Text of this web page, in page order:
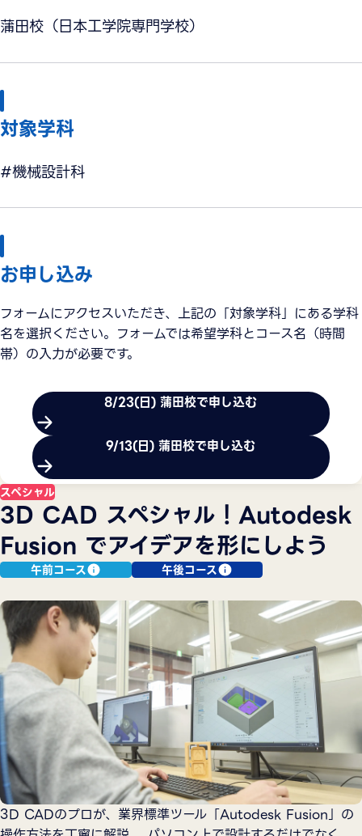
蒲田校（日本工学院専門学校）
対象学科
#機械設計科
お申し込み
フォームにアクセスいただき、上記の「対象学科」にある学科
名を選択ください。フォームでは希望学科とコース名（時間
帯）の入力が必要です。
8/23(日) 蒲田校で申し込む
9/13(日) 蒲田校で申し込む
スペシャル
3D CAD スペシャル！Autodesk
Fusion でアイデアを形にしよう
午前コース 午後コース
3D CADのプロが、業界標準ツール「Autodesk Fusion」の